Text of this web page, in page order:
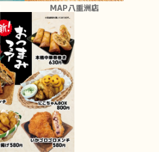
MAP八重洲店